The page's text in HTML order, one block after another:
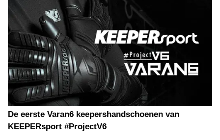
De eerste Varan6 keepershandschoenen van
KEEPERsport #ProjectV6